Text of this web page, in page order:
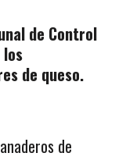
de Control
de queso.
de